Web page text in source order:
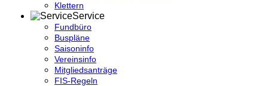
Klettern
Service
Fundbüro
Buspläne
Saisoninfo
Vereinsinfo
Mitgliedsanträge
FIS-Regeln